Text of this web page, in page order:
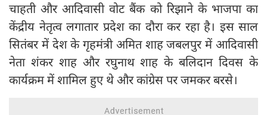
चाहती और आदिवासी वोट बैंक को रिझाने के भाजपा का
केंद्रीय नेतृत्व लगातार प्रदेश का दौरा कर रहा है। इस साल
सितंबर में देश के गृहमंत्री अमित शाह जबलपुर में आदिवासी
नेता शंकर शाह और रघुनाथ शाह के बलिदान दिवस के
कार्यक्रम में शामिल हुए थे और कांग्रेस पर जमकर बरसे।